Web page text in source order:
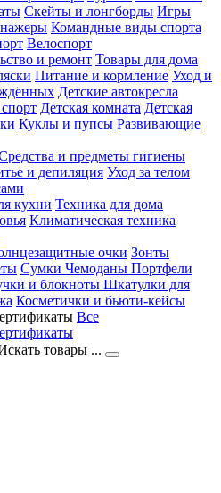
Скейты и лонгборды Игры
Командные виды спорта
Велоспорт
и ремонт Товары для дома
Питание и кормление Уход и
Детские автокресла
Детская комната Детская
Куклы и пупсы Развивающие
и предметы гигиены
и депиляция Уход за телом
кухни Техника для дома
Климатическая техника
очки Зонты
Сумки Чемоданы Портфели
и блокноты Шкатулки для
Косметички и бьюти-кейсы
Все
товары ...